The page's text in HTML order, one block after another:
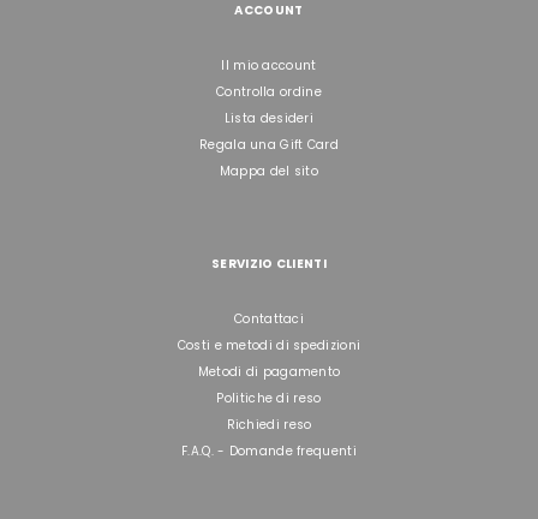
ACCOUNT
Il mio account
Controlla ordine
Lista desideri
Regala una Gift Card
Mappa del sito
SERVIZIO CLIENTI
Contattaci
Costi e metodi di spedizioni
Metodi di pagamento
Politiche di reso
Richiedi reso
F.A.Q. - Domande frequenti